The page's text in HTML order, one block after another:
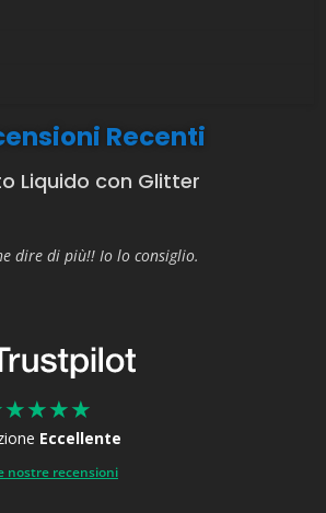
Recenti
Liquido con Glitter
dire di più!! Io lo consiglio.
★★★★
Eccellente
nostre recensioni